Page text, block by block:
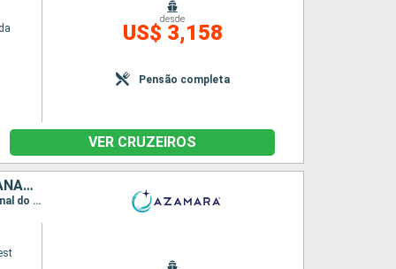
desde
US$ 3,158
Pensão completa
VER CRUZEIROS
ESTADOS UNIDOS, MÉXICO, GUATEMALA, SALVADOR, COSTA RICA, PANAMÁ, COLOMBIA, CANADÁ, IRLANDA, FRANCIA
Itinerário : San Diego, Cabo San Lucas, Acapulco, Puerto Quetzal, Acajutla, Puntarenas, Canal do Panamá, Cartagena, Miami, Nova Iorque, Newport - port (Rhode Island), Canal do cabo cod, Boston, Halifax, Saint John, Cobh, Plymouth, Le Havre, Tilbury